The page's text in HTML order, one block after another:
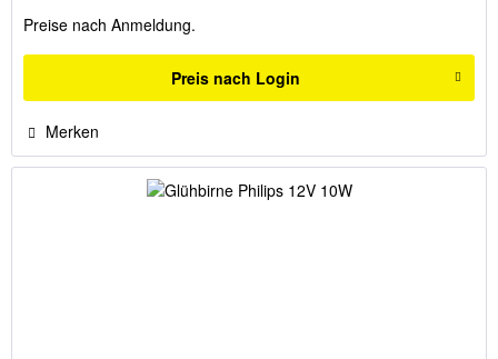
Preise nach Anmeldung.
Preis nach Login
Merken